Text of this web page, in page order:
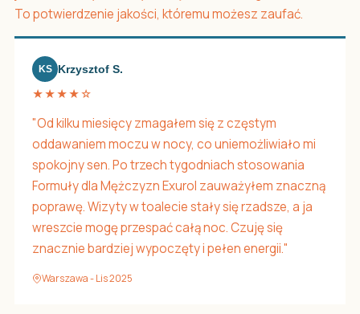
To potwierdzenie jakości, któremu możesz zaufać.
KS Krzysztof S.
★★★★☆
"Od kilku miesięcy zmagałem się z częstym
oddawaniem moczu w nocy, co uniemożliwiało mi
spokojny sen. Po trzech tygodniach stosowania
Formuły dla Mężczyzn Exurol zauważyłem znaczną
poprawę. Wizyty w toalecie stały się rzadsze, a ja
wreszcie mogę przespać całą noc. Czuję się
znacznie bardziej wypoczęty i pełen energii."
Warszawa - Lis 2025